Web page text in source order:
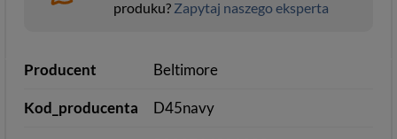
produku? Zapytaj naszego eksperta
Producent Beltimore
Kod_producenta D45navy